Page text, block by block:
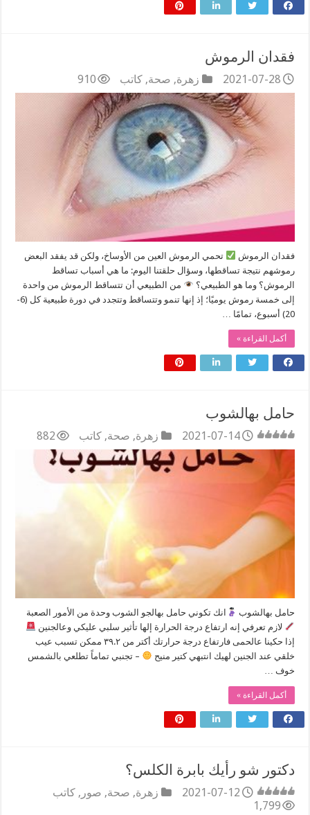
فقدان الرموش
2021-07-28 زهرة, صحة, كاتب 910
فقدان الرموش
تحمي الرموش العين من الأوساخ، ولكن قد يفقد البعض
رموشهم نتيجة تساقطها، وسؤال حلقتنا اليوم: ما هي أسباب تساقط
الرموش؟ وما هو الطبيعي؟
من الطبيعي أن تتساقط الرموش من واحدة
إلى خمسة رموش يوميًا؛ إذ إنها تنمو وتتساقط وتتجدد في دورة طبيعية كل (6-
20) أسبوع، تمامًا …
أكمل القراءة »
حامل بهالشوب
2021-07-14 زهرة, صحة, كاتب 882
حامل بهالشوب
انك تكوني حامل بهالجو الشوب وحدة من الأمور الصعبة
لازم تعرفي إنه ارتفاع درجة الحرارة إلها تأثير سلبي عليكي وعالجنين
إذا حكينا عالحمى فارتفاع درجة حرارتك أكتر من ٣٩.٢ ممكن تسبب عيب
خلقي عند الجنين لهيك انتبهي كتير منيح
– تجنبي تماماً تطلعي بالشمس
خوف …
أكمل القراءة »
دكتور شو رأيك بابرة الكلس؟
2021-07-12 زهرة, صحة, صور , كاتب
1,799